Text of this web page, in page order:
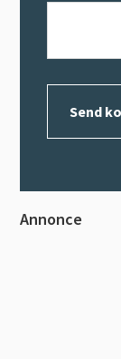
Primær
Annonce